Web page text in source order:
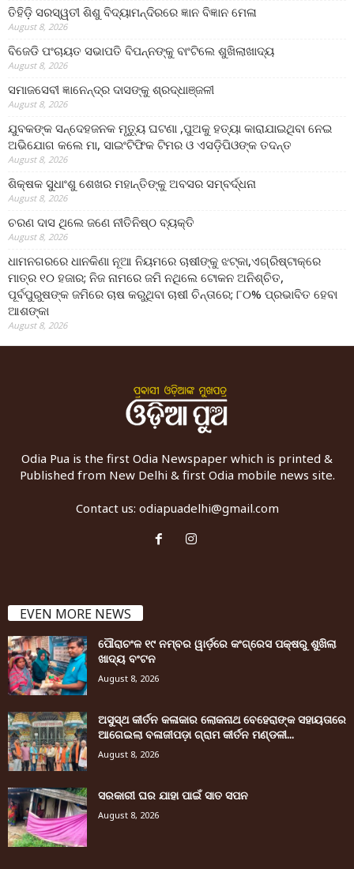
ତିହିଡି଼ ସରସ୍ୱତୀ ଶିଶୁ ବିଦ୍ୟାମନ୍ଦିରରେ ଜ୍ଞାନ ବିଜ୍ଞାନ ମେଳା
August 8, 2026
ବିଜେଡି ପଂଚାୟତ ସଭାପତି ବିପନ୍ନଙ୍କୁ ବାଂଟିଲେ ଶୁଖିଲାଖାଦ୍ୟ
August 8, 2026
ସମାଜସେବୀ ଜ୍ଞାନେନ୍ଦ୍ର ଦାସଙ୍କୁ ଶ୍ରଦ୍ଧାଞ୍ଜଳୀ
August 8, 2026
ଯୁବକଙ୍କ ସନ୍ଦେହଜନକ ମୃତ୍ୟୁ ଘଟଣା ,ପୁଅକୁ ହତ୍ୟା କାରାଯାଇଥିବା ନେଇ
ଅଭିଯୋଗ କଲେ ମା, ସାଇଂଟିଫିକ ଟିମର ଓ ଏସଡ଼ିପିଓଙ୍କ ତଦନ୍ତ
August 8, 2026
ଶିକ୍ଷକ ସୁଧାଂଶୁ ଶେଖର ମହାନ୍ତିଙ୍କୁ ଅବସର ସମ୍ବର୍ଦ୍ଧନା
August 8, 2026
ଚରଣ ଦାସ ଥିଲେ ଜଣେ ନୀତିନିଷ୍ଠ ବ୍ୟକ୍ତି
August 8, 2026
ଧାମନଗରରେ ଧାନକିଣା ନୂଆ ନିୟମରେ ଚାଷୀଙ୍କୁ ଝଟ୍‌କା,ଏଗ୍ରିଷ୍ଟାକ୍‌ରେ
ମାତ୍ର ୧୦ ହଜାର; ନିଜ ନାମରେ ଜମି ନଥିଲେ ଟୋକନ ଅନିଶ୍ଚିତ,
ପୂର୍ବପୁରୁଷଙ୍କ ଜମିରେ ଚାଷ କରୁଥିବା ଚାଷୀ ଚିନ୍ତାରେ; ୮୦% ପ୍ରଭାବିତ ହେବା
ଆଶଙ୍କା
August 8, 2026
Odia Pua is the first Odia Newspaper which is printed &
Published from New Delhi & first Odia mobile news site.
Contact us: odiapuadelhi@gmail.com
EVEN MORE NEWS
ପୌରାଚଂଳ ୧୯ ନମ୍ବର ୱାର୍ଡ଼ରେ କଂଗ୍ରେସ ପକ୍ଷରୁ ଶୁଖିଲା
ଖାଦ୍ୟ ବଂଟନ
August 8, 2026
ଅସୁସ୍ଥ କୀର୍ତନ କଳାକାର ଲୋକନାଥ ବେହେରାଙ୍କ ସହାୟତାରେ
ଆଗେଇଲା ବଳାଜୀପଡ଼ା ଗ୍ରାମ କୀର୍ତନ ମଣ୍ଡଳୀ...
August 8, 2026
ସରକାରୀ ଘର ଯାହା ପାଇଁ ସାତ ସପନ
August 8, 2026